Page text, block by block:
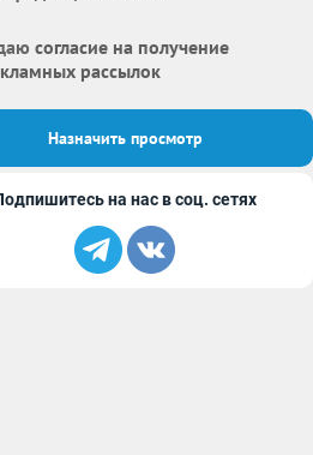
согласие на получение
рассылок
Назначить просмотр
на нас в соц. сетях